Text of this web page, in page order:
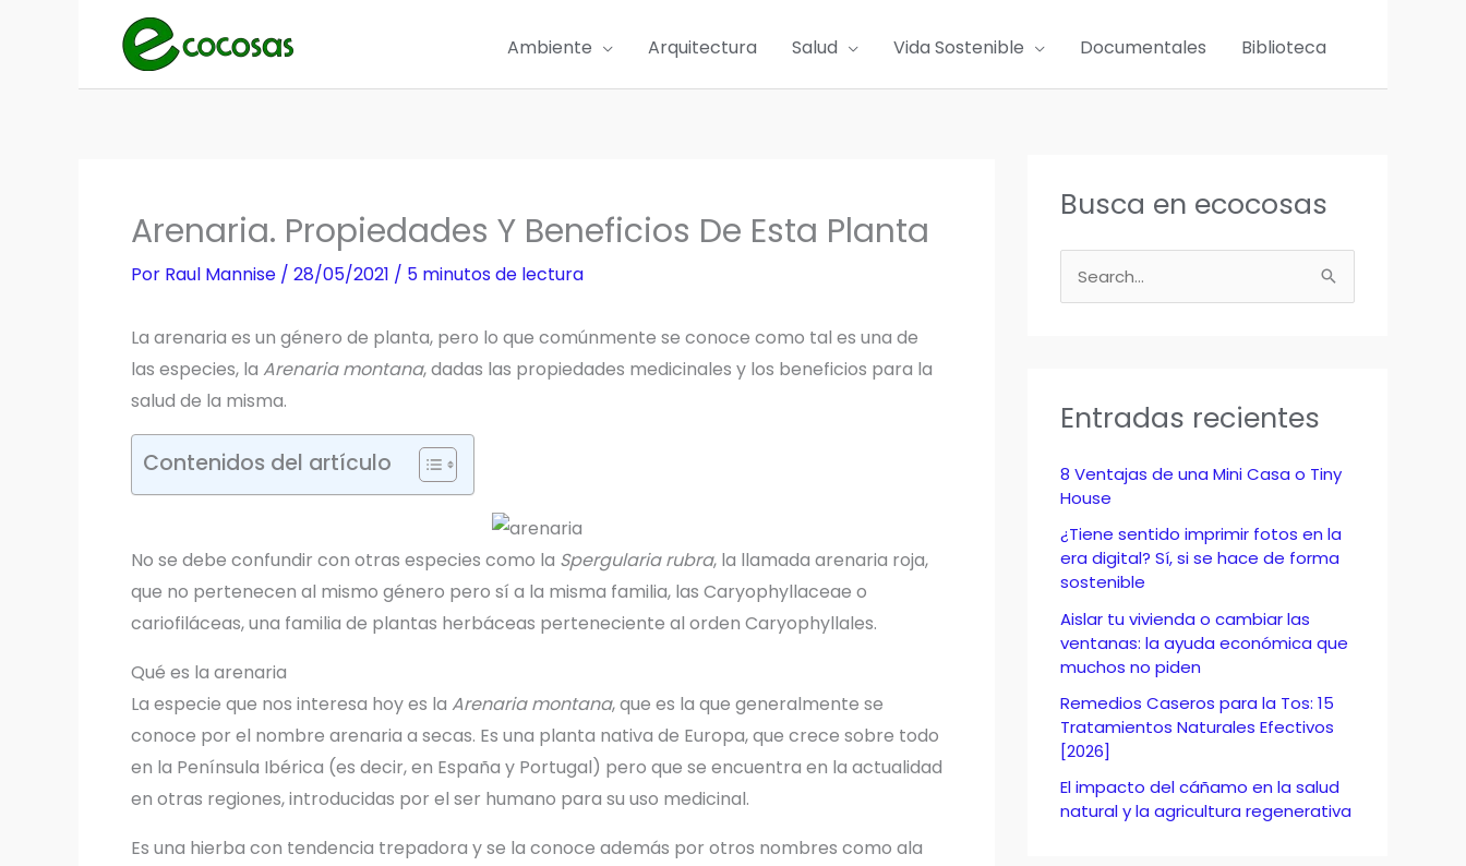
Ambiente Arquitectura Salud Vida Sostenible Documentales Biblioteca
Arenaria. Propiedades Y Beneficios De Esta Planta
Por Raul Mannise / 28/05/2021 / 5 minutos de lectura
La arenaria es un género de planta, pero lo que comúnmente se conoce como tal es una de
las especies, la Arenaria montana, dadas las propiedades medicinales y los beneficios para la
salud de la misma.
Contenidos del artículo
No se debe confundir con otras especies como la Spergularia rubra, la llamada arenaria roja,
que no pertenecen al mismo género pero sí a la misma familia, las Caryophyllaceae o
cariofiláceas, una familia de plantas herbáceas perteneciente al orden Caryophyllales.
Qué es la arenaria
La especie que nos interesa hoy es la Arenaria montana, que es la que generalmente se
conoce por el nombre arenaria a secas. Es una planta nativa de Europa, que crece sobre todo
en la Península Ibérica (es decir, en España y Portugal) pero que se encuentra en la actualidad
en otras regiones, introducidas por el ser humano para su uso medicinal.
Es una hierba con tendencia trepadora y se la conoce además por otros nombres como ala
Busca en ecocosas
u
r
o
:
Entradas recientes
8 Ventajas de una Mini Casa o Tiny
House
¿Tiene sentido imprimir fotos en la
era digital? Sí, si se hace de forma
sostenible
Aislar tu vivienda o cambiar las
ventanas: la ayuda económica que
muchos no piden
Remedios Caseros para la Tos: 15
Tratamientos Naturales Efectivos
[2026]
El impacto del cáñamo en la salud
natural y la agricultura regenerativa